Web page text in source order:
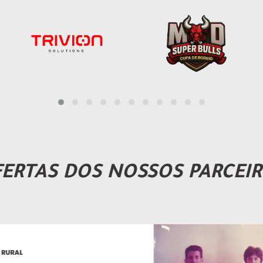
DOS NOSSOS